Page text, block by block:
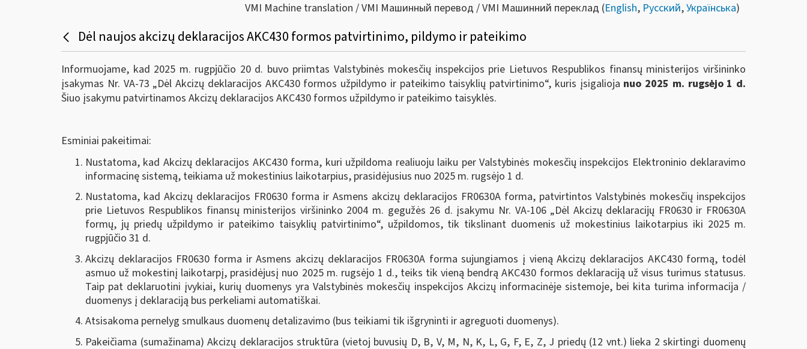
VMI Machine translation / VMI Машинный перевод / VMI Машинний переклад (English, Русский,Українська)
Dėl naujos akcizų deklaracijos AKC430 formos patvirtinimo, pildymo ir pateikimo
Informuojame, kad 2025 m. rugpjūčio 20 d. buvo priimtas Valstybinės mokesčių inspekcijos prie Lietuvos Respublikos finansų ministerijos viršininko
įsakymas Nr. VA-73 „Dėl Akcizų deklaracijos AKC430 formos užpildymo ir pateikimo taisyklių patvirtinimo“, kuris įsigalioja nuo 2025 m. rugsėjo 1 d.
Šiuo įsakymu patvirtinamos Akcizų deklaracijos AKC430 formos užpildymo ir pateikimo taisyklės.
Esminiai pakeitimai:
Nustatoma, kad Akcizų deklaracijos AKC430 forma, kuri užpildoma realiuoju laiku per Valstybinės mokesčių inspekcijos Elektroninio deklaravimo
informacinę sistemą, teikiama už mokestinius laikotarpius, prasidėjusius nuo 2025 m. rugsėjo 1 d.
Nustatoma, kad Akcizų deklaracijos FR0630 forma ir Asmens akcizų deklaracijos FR0630A forma, patvirtintos Valstybinės mokesčių inspekcijos
prie Lietuvos Respublikos finansų ministerijos viršininko 2004 m. gegužės 26 d. įsakymu Nr. VA-106 „Dėl Akcizų deklaracijų FR0630 ir FR0630A
formų, jų priedų užpildymo ir pateikimo taisyklių patvirtinimo“, užpildomos, tik tikslinant duomenis už mokestinius laikotarpius iki 2025 m.
rugpjūčio 31 d.
Akcizų deklaracijos FR0630 forma ir Asmens akcizų deklaracijos FR0630A forma sujungiamos į vieną Akcizų deklaracijos AKC430 formą, todėl
asmuo už mokestinį laikotarpį, prasidėjusį nuo 2025 m. rugsėjo 1 d., teiks tik vieną bendrą AKC430 formos deklaraciją už visus turimus statusus.
Taip pat deklaruotini įvykiai, kurių duomenys yra Valstybinės mokesčių inspekcijos Akcizų informacinėje sistemoje, bei kita turima informacija /
duomenys į deklaraciją bus perkeliami automatiškai.
Atsisakoma pernelyg smulkaus duomenų detalizavimo (bus teikiami tik išgryninti ir agreguoti duomenys).
Pakeičiama (sumažinama) Akcizų deklaracijos struktūra (vietoj buvusių D, B, V, M, N, K, L, G, F, E, Z, J priedų (12 vnt.) lieka 2 skirtingi duomenų